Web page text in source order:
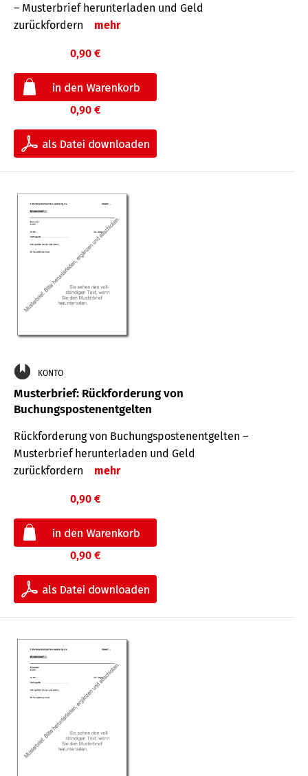
– Musterbrief herunterladen und Geld
zurückfordern
mehr
0,90 €
0,90 €
KONTO
Musterbrief: Rückforderung von
Buchungspostenentgelten
Rückforderung von Buchungspostenentgelten –
Musterbrief herunterladen und Geld
zurückfordern
mehr
0,90 €
0,90 €